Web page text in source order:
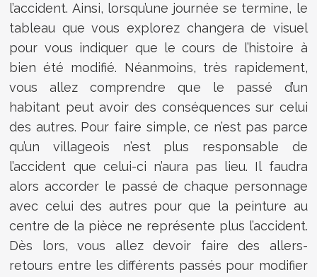
l’accident. Ainsi, lorsqu’une journée se termine, le
tableau que vous explorez changera de visuel
pour vous indiquer que le cours de l’histoire à
bien été modifié. Néanmoins, très rapidement,
vous allez comprendre que le passé d’un
habitant peut avoir des conséquences sur celui
des autres. Pour faire simple, ce n’est pas parce
qu’un villageois n’est plus responsable de
l’accident que celui-ci n’aura pas lieu. Il faudra
alors accorder le passé de chaque personnage
avec celui des autres pour que la peinture au
centre de la pièce ne représente plus l’accident.
Dès lors, vous allez devoir faire des allers-
retours entre les différents passés pour modifier